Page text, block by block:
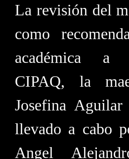
La revisión del
como
académica a
CIPAQ, la
Josefina
llevado a cabo
Angel